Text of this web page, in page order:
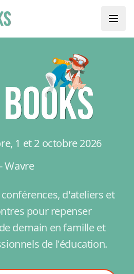
1 et 2 octobre 2026
Wavre
d'ateliers et
pour repenser
demain en famille et
de l'éducation.